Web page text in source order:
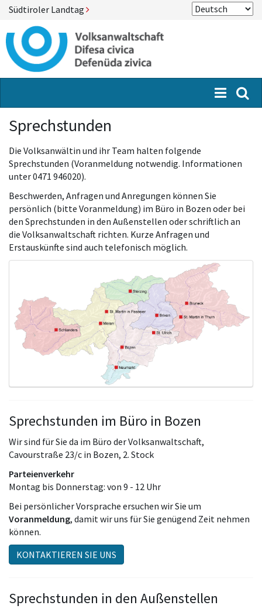
Südtiroler Landtag
Menü
Sprechstunden
Die Volksanwältin und ihr Team halten folgende
Sprechstunden (Voranmeldung notwendig. Informationen
unter 0471 946020).
Beschwerden, Anfragen und Anregungen können Sie
persönlich (bitte Voranmeldung) im Büro in Bozen oder bei
den Sprechstunden in den Außenstellen oder schriftlich an
die Volksanwaltschaft richten. Kurze Anfragen und
Erstauskünfte sind auch telefonisch möglich.
Sprechstunden im Büro in Bozen
Wir sind für Sie da im Büro der Volksanwaltschaft,
Cavourstraße 23/c in Bozen, 2. Stock
Parteienverkehr
Montag bis Donnerstag: von 9 - 12 Uhr
Bei persönlicher Vorsprache ersuchen wir Sie um
Voranmeldung, damit wir uns für Sie genügend Zeit nehmen
können.
KONTAKTIEREN SIE UNS
Sprechstunden in den Außenstellen